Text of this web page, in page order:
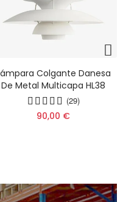
Lámpara De Araña Larga
Con Forma De Pájaro De
Estilo Nuevo Y Moderno
HL742
(10)